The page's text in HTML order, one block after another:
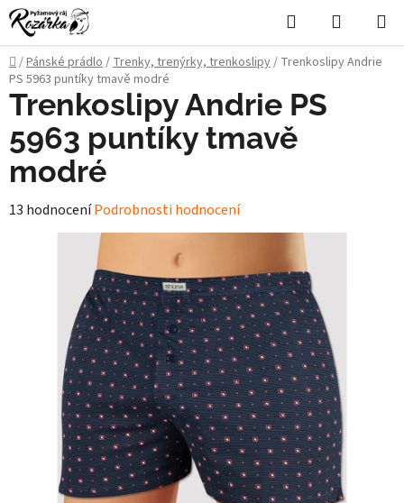
Přejít
na
obsah
Hledat
KOŠÍK
Domů
/Pánské prádlo/Trenky, trenýrky, trenkoslipy/ Trenkoslipy Andrie
PS 5963 puntíky tmavě modré
Trenkoslipy Andrie PS
5963 puntíky tmavě
modré
Průměrné
hodnocení
hvězdiček.
13 hodnoceníPodrobnosti hodnocení